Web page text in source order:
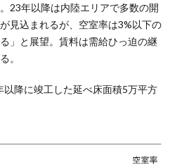
23年以降は内陸エリアで多数の開
見込まれるが、空室率は3%以下の
」と展望。賃料は需給ひっ迫の継
。
降に竣工した延べ床面積5万平方